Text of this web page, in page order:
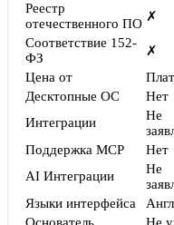
Реестр
отечественного ПО ✗
Соответствие 152-
ФЗ
✗
Цена от
Десктопные ОС
Нет
Интеграции
Не
Поддержка MCP
Нет
AI Интеграции
Не
Языки интерфейса